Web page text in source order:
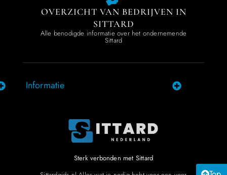
OVERZICHT VAN BEDRIJVEN IN
SITTARD
Alle benodigde informatie over het ondernemende
Sittard
Informatie
Sterk verbonden met Sittard